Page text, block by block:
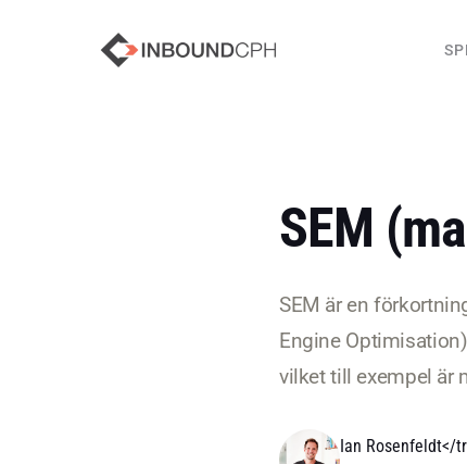
SEM
SEM är en
Engine
vilket till exempel är
Ian Rosenfeldt</